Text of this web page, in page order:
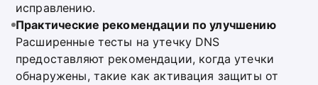
исправлению.
Практические рекомендации по улучшению
Расширенные тесты на утечку DNS
предоставляют рекомендации, когда утечки
обнаружены, такие как активация защиты от